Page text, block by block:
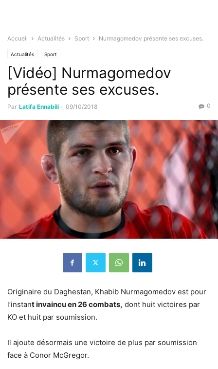
Accueil Actualités Sport Nurmagomedov présente ses excuses.
Actualités Sport
[Vidéo] Nurmagomedov
présente ses excuses.
Par Latifa Ennabili - 09/10/2018 0
Originaire du Daghestan, Khabib Nurmagomedov est pour
l’instant invaincu en 26 combats, dont huit victoires par
KO et huit par soumission.
Il ajoute désormais une victoire de plus par soumission
face à Conor McGregor.